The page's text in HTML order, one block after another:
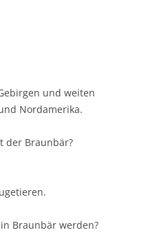
und weiten
Nordamerika.
der Braunbär?
Braunbär werden?